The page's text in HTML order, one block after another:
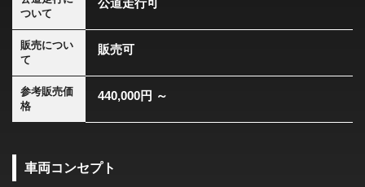
ついて
公道走行可
販売につい
て
販売可
参考販売価
格
440,000円 ～
車両コンセプト